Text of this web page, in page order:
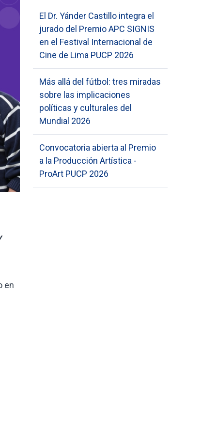
en
El Dr. Yánder Castillo integra el
jurado del Premio APC SIGNIS
en el Festival Internacional de
Cine de Lima PUCP 2026
Más allá del fútbol: tres miradas
sobre las implicaciones
políticas y culturales del
Mundial 2026
Convocatoria abierta al Premio
a la Producción Artística -
ProArt PUCP 2026